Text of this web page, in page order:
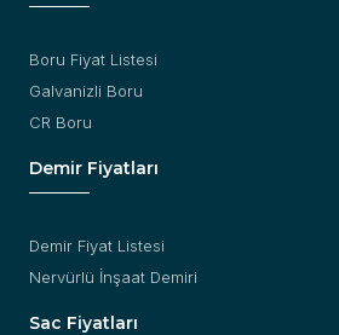
Boru Fiyat Listesi
Galvanizli Boru
CR Boru
Demir Fiyatları
Demir Fiyat Listesi
Nervürlü İnşaat Demiri
Sac Fiyatları